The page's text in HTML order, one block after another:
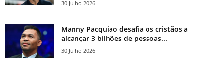
30 Julho 2026
Manny Pacquiao desafia os cristãos a
alcançar 3 bilhões de pessoas...
30 Julho 2026